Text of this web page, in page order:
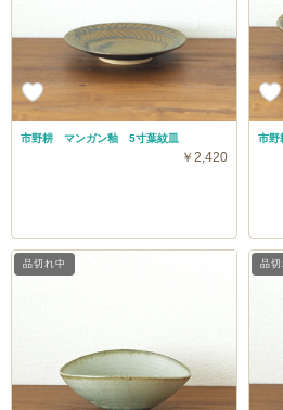
市野耕 マンガン釉 5寸葉紋皿
￥2,420
市
品切れ中 品切